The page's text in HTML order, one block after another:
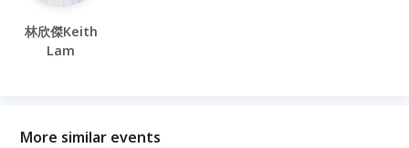
林欣傑Keith
Lam
More similar events